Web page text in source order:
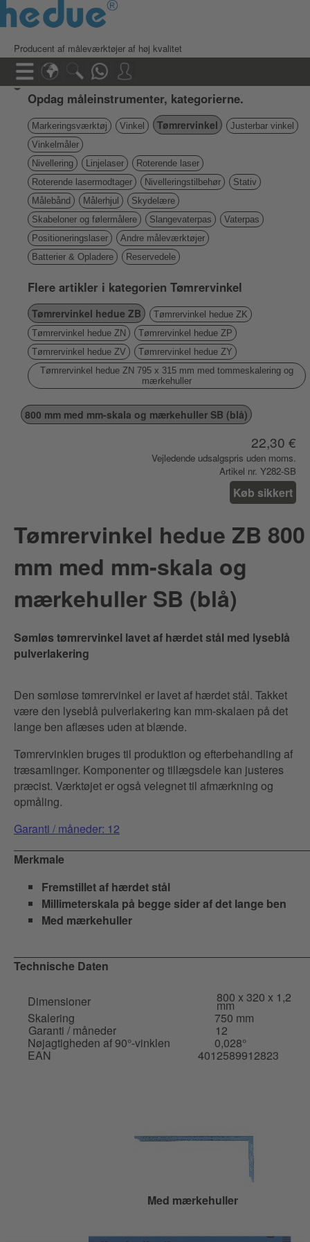
Producent af måleværktøjer af høj kvalitet
Opdag måleinstrumenter, kategorierne.
Markeringsværktøj Vinkel Tømrervinkel
Justerbar vinkel
Vinkelmåler
Nivellering
Linjelaser
Roterende laser
Roterende lasermodtager
Nivelleringstilbehør
Stativ
Målebånd
Målerhjul
Skydelære
Skabeloner og følermålere
Slangevaterpas
Vaterpas
Positioneringslaser
Andre måleværktøjer
Batterier & Opladere
Reservedele
Flere artikler i kategorien Tømrervinkel
Tømrervinkel hedue ZB
Tømrervinkel hedue ZK
Tømrervinkel hedue ZN
Tømrervinkel hedue ZP
Tømrervinkel hedue ZV
Tømrervinkel hedue ZY
Tømrervinkel hedue ZN 795 x 315 mm med tommeskalering og
mærkehuller
800 mm med mm-skala og mærkehuller SB (blå)
22,30 €
Vejledende udsalgspris uden moms.
Artikel nr. Y282-SB
Køb sikkert
Tømrervinkel hedue ZB 800
mm med mm-skala og
mærkehuller SB (blå)
Sømløs tømrervinkel lavet af hærdet stål med lyseblå
pulverlakering
Den sømløse tømrervinkel er lavet af hærdet stål. Takket
være den lyseblå pulverlakering kan mm-skalaen på det
lange ben aflæses uden at blænde.
Tømrervinklen bruges til produktion og efterbehandling af
træsamlinger. Komponenter og tillægsdele kan justeres
præcist. Værktøjet er også velegnet til afmærkning og
opmåling.
Garanti / måneder: 12
Merkmale
Fremstillet af hærdet stål
Millimeterskala på begge sider af det lange ben
Med mærkehuller
Technische Daten
Dimensioner 800 x 320 x 1,2
mm
Skalering 750 mm
Garanti / måneder 12
Nøjagtigheden af 90°-vinklen 0,028°
EAN 4012589912823
Med mærkehuller